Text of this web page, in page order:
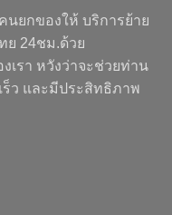
นยกของให้ บริการย้าย
ย 24ชม.ด้วย
เรา หวังว่าจะช่วยท่าน
ร็ว และมีประสิทธิภาพ